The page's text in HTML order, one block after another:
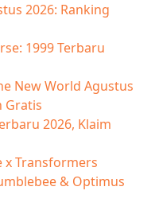
2026: Ranking
1999 Terbaru
New World Agustus
Gratis
2026, Klaim
x Transformers
& Optimus